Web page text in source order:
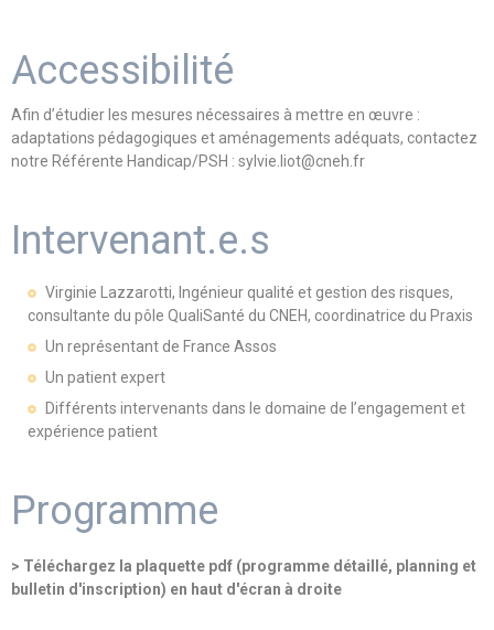
Accessibilité
Afin d’étudier les mesures nécessaires à mettre en œuvre :
adaptations pédagogiques et aménagements adéquats, contactez
notre Référente Handicap/PSH : sylvie.liot@cneh.fr
Intervenant.e.s
Virginie Lazzarotti, Ingénieur qualité et gestion des risques,
consultante du pôle QualiSanté du CNEH, coordinatrice du Praxis
Un représentant de France Assos
Un patient expert
Différents intervenants dans le domaine de l’engagement et
expérience patient
Programme
> Téléchargez la plaquette pdf (programme détaillé, planning et
bulletin d'inscription) en haut d'écran à droite